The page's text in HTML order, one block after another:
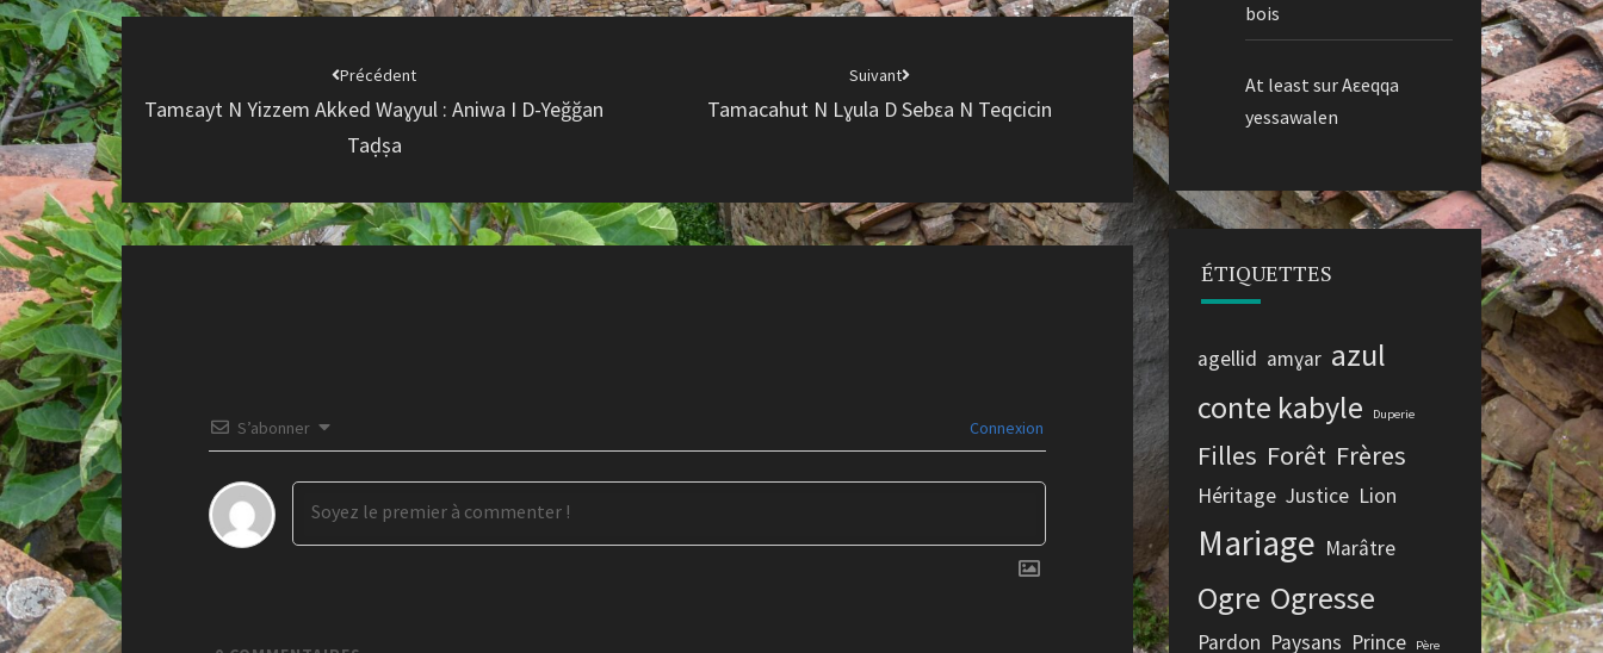
Navigation
d'article
Précédent
Tamɛayt N Yizzem Akked Waɣyul : Aniwa I D-Yeğğan
Taḍṣa
Suivant
Tamacahut N Lɣula D Sebɛa N Teqcicin
S’abonner Connexion
bois
At least surAεeqqa
yessawalen
ÉTIQUETTES
agellid amɣar azul
conte kabyle
Duperie
Filles Forêt Frères
Héritage Justice Lion
Mariage Marâtre
Ogre Ogresse
Pardon Paysans Prince Père